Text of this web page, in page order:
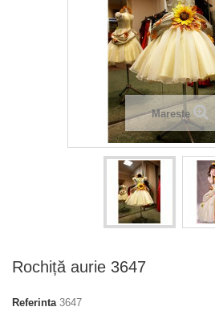
Mareste
Rochiță aurie 3647
Referinta 3647